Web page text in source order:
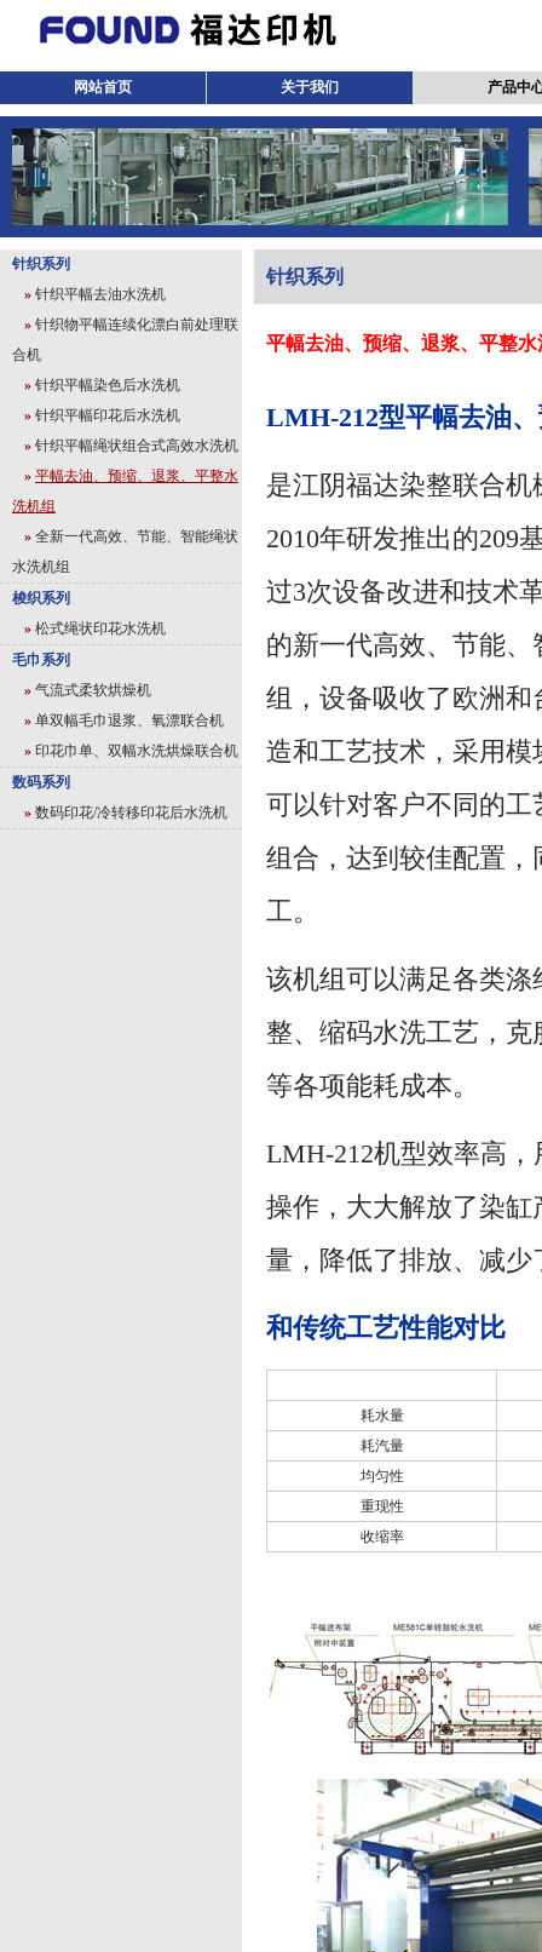
网站首页 关于我们 产品中
针织系列
» 针织平幅去油水洗机
» 针织物平幅连续化漂白前处理联
合机
» 针织平幅染色后水洗机
» 针织平幅印花后水洗机
» 针织平幅绳状组合式高效水洗机
» 平幅去油、预缩、退浆、平整水
洗机组
» 全新一代高效、节能、智能绳状
水洗机组
梭织系列
» 松式绳状印花水洗机
毛巾系列
» 气流式柔软烘燥机
» 单双幅毛巾退浆、氧漂联合机
» 印花巾单、双幅水洗烘燥联合机
数码系列
» 数码印花/冷转移印花后水洗机
针织系列
平幅去油、预缩、退浆、平整水
LMH-212型平幅去油
是江阴福达染整联合机
2010年研发推出的209
过3次设备改进和技术
的新一代高效、节能、
组，设备吸收了欧洲和
造和工艺技术，采用模
可以针对客户不同的工
组合，达到较佳配置
工。
该机组可以满足各类
整、缩码水洗工艺，
等各项能耗成本。
LMH-212机型效率高
操作，大大解放了染
量，降低了排放、减
和传统工艺性能对比
耗水量
耗汽量
均匀性
重现性
收缩率